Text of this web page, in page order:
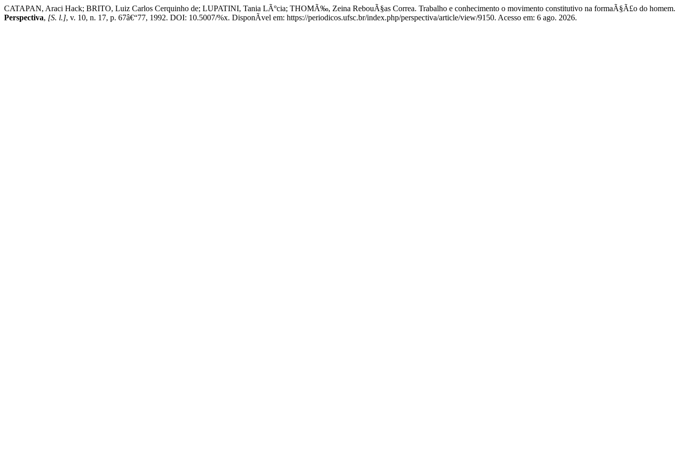
CATAPAN, Araci Hack; BRITO, Luiz Carlos Cerquinho de; LUPATINI, Tania LÃºcia; THOMÃ‰, Zeina RebouÃ§as Correa. Trabalho e conhecimento o movimento constitutivo na formaÃ§Ã£o do homem.
Perspectiva, [S. l.], v. 10, n. 17, p. 67â€“77, 1992. DOI: 10.5007/%x. DisponÃ­vel em: https://periodicos.ufsc.br/index.php/perspectiva/article/view/9150. Acesso em: 6 ago. 2026.